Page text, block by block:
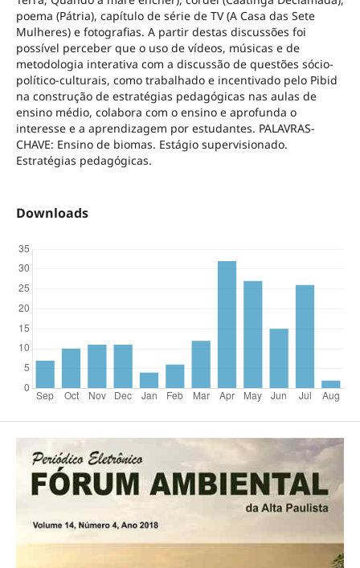
poema (Pátria), capítulo de série de TV (A Casa das Sete
Mulheres) e fotografias. A partir destas discussões foi
possível perceber que o uso de vídeos, músicas e de
metodologia interativa com a discussão de questões sócio-
político-culturais, como trabalhado e incentivado pelo Pibid
na construção de estratégias pedagógicas nas aulas de
ensino médio, colabora com o ensino e aprofunda o
interesse e a aprendizagem por estudantes. PALAVRAS-
CHAVE: Ensino de biomas. Estágio supervisionado.
Estratégias pedagógicas.
Downloads